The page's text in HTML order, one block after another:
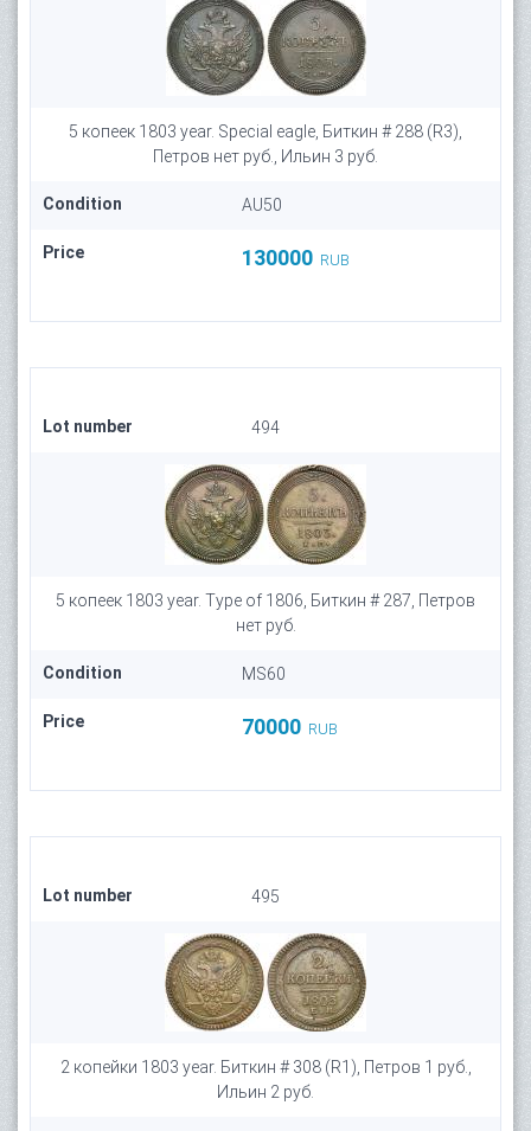
5 копеек 1803 year. Special eagle, Биткин # 288 (R3),
Петров нет руб., Ильин 3 руб.
Condition AU50
Price 130000 RUB
Lot number 494
5 копеек 1803 year. Type of 1806, Биткин # 287, Петров
нет руб.
Condition MS60
Price 70000 RUB
Lot number 495
2 копейки 1803 year. Биткин # 308 (R1), Петров 1 руб.,
Ильин 2 руб.